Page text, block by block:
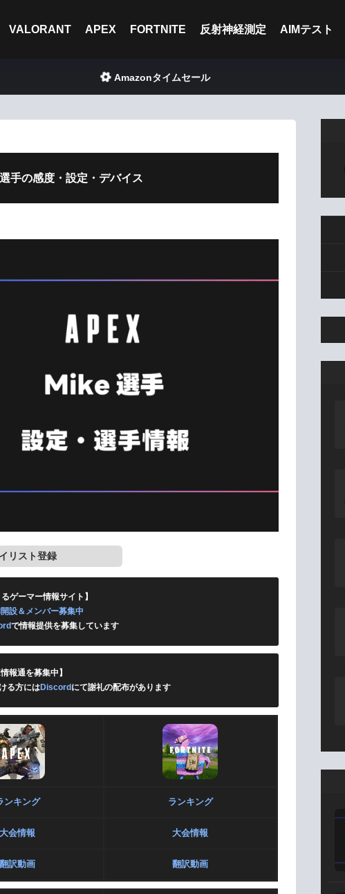
VALORANT APEX FORTNITE 反射神経測定 AIMテスト
Amazonタイムセール
手の感度・設定・デバイス
リスト登録
ゲーマー情報サイト】
設＆メンバー募集中
で情報提供を募集しています
報通を募集中】
る方にはDiscord にて謝礼の配布があります
ンキング ランキング
大会情報 大会情報
翻訳動画 翻訳動画